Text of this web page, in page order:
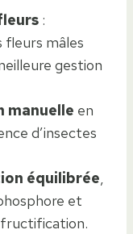
:
fleurs mâles
gestion
manuelle en
d’insectes
équilibrée,
et